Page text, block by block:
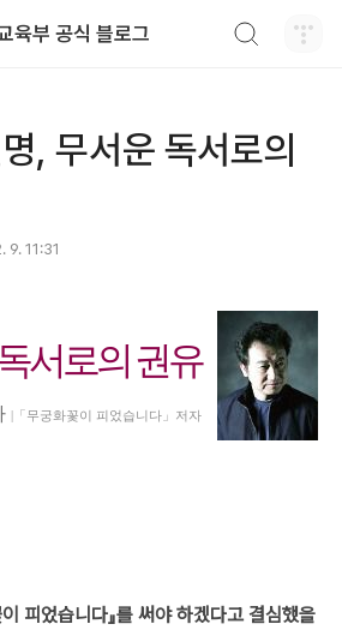
육부 공식 블로그
, 무서운 독서로의
9. 11:31
서로의 권유
|「무궁화꽃이 피었습니다」저자
피었습니다』를 써야 하겠다고 결심했을